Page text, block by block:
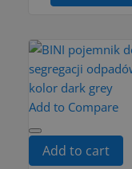
Add to Compare
Add to cart